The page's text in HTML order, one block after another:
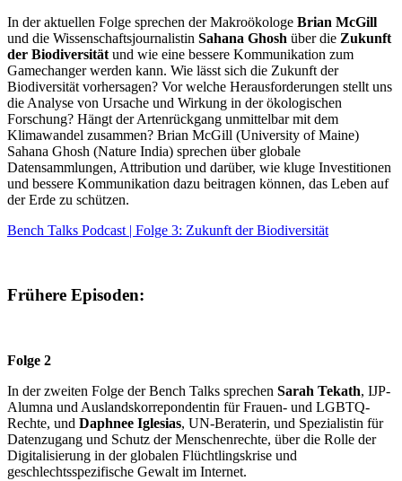
In der aktuellen Folge sprechen der Makroökologe Brian McGill
und die Wissenschaftsjournalistin Sahana Ghosh über die Zukunft
der Biodiversität und wie eine bessere Kommunikation zum
Gamechanger werden kann. Wie lässt sich die Zukunft der
Biodiversität vorhersagen? Vor welche Herausforderungen stellt uns
die Analyse von Ursache und Wirkung in der ökologischen
Forschung? Hängt der Artenrückgang unmittelbar mit dem
Klimawandel zusammen? Brian McGill (University of Maine)
Sahana Ghosh (Nature India) sprechen über globale
Datensammlungen, Attribution und darüber, wie kluge Investitionen
und bessere Kommunikation dazu beitragen können, das Leben auf
der Erde zu schützen.
Bench Talks Podcast | Folge 3: Zukunft der Biodiversität
Frühere Episoden:
Folge 2
In der zweiten Folge der Bench Talks sprechen Sarah Tekath, IJP-
Alumna und Auslandskorrepondentin für Frauen- und LGBTQ-
Rechte, und Daphnee Iglesias, UN-Beraterin, und Spezialistin für
Datenzugang und Schutz der Menschenrechte, über die Rolle der
Digitalisierung in der globalen Flüchtlingskrise und
geschlechtsspezifische Gewalt im Internet.